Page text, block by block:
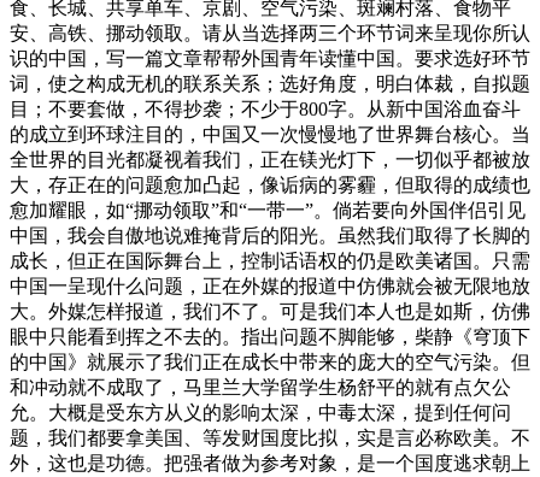
食、长城、共享单车、京剧、空气污染、斑斓村落、食物平
安、高铁、挪动领取。请从当选择两三个环节词来呈现你所认
识的中国，写一篇文章帮帮外国青年读懂中国。要求选好环节
词，使之构成无机的联系关系；选好角度，明白体裁，自拟题
目；不要套做，不得抄袭；不少于800字。从新中国浴血奋斗
的成立到环球注目的，中国又一次慢慢地了世界舞台核心。当
全世界的目光都凝视着我们，正在镁光灯下，一切似乎都被放
大，存正在的问题愈加凸起，像诟病的雾霾，但取得的成绩也
愈加耀眼，如“挪动领取”和“一带一”。倘若要向外国伴侣引见
中国，我会自傲地说难掩背后的阳光。虽然我们取得了长脚的
成长，但正在国际舞台上，控制话语权的仍是欧美诸国。只需
中国一呈现什么问题，正在外媒的报道中仿佛就会被无限地放
大。外媒怎样报道，我们不了。可是我们本人也是如斯，仿佛
眼中只能看到挥之不去的。指出问题不脚能够，柴静《穹顶下
的中国》就展示了我们正在成长中带来的庞大的空气污染。但
和冲动就不成取了，马里兰大学留学生杨舒平的就有点欠公
允。大概是受东方从义的影响太深，中毒太深，提到任何问
题，我们都要拿美国、等发财国度比拟，实是言必称欧美。不
外，这也是功德。把强者做为参考对象，是一个国度逃求朝上